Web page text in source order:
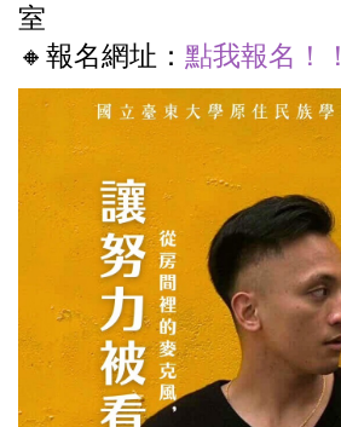
室
🔸報名網址： 點我報名！！